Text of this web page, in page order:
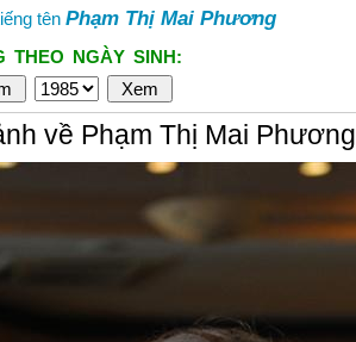
tên Phạm Thị Mai Phương
THEO NGÀY SINH:
về Phạm Thị Mai Phương